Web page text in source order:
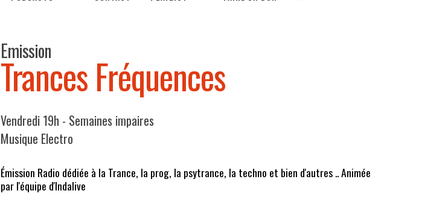
Emission
Trances Fréquences
Vendredi 19h - Semaines impaires
Musique Electro
Émission Radio dédiée à la Trance, la prog, la psytrance, la techno et bien d'autres .. Animée
par l'équipe d'Indalive